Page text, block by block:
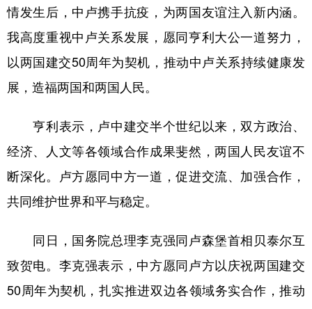
广东 广西 海南 重庆
四川 贵州 云南 西藏
陕西 甘肃
新疆 内蒙古 黑龙江
多语种频道
English Español
Русский язык 日本語 한국어
Deutsch Português
情发生后，中卢携手抗疫，为两国友谊注入新内涵。
我高度重视中卢关系发展，愿同亨利大公一道努力，
以两国建交50周年为契机，推动中卢关系持续健康发
展，造福两国和两国人民。
亨利表示，卢中建交半个世纪以来，双方政治、
经济、人文等各领域合作成果斐然，两国人民友谊不
断深化。卢方愿同中方一道，促进交流、加强合作，
共同维护世界和平与稳定。
同日，国务院总理李克强同卢森堡首相贝泰尔互
致贺电。李克强表示，中方愿同卢方以庆祝两国建交
50周年为契机，扎实推进双边各领域务实合作，推动